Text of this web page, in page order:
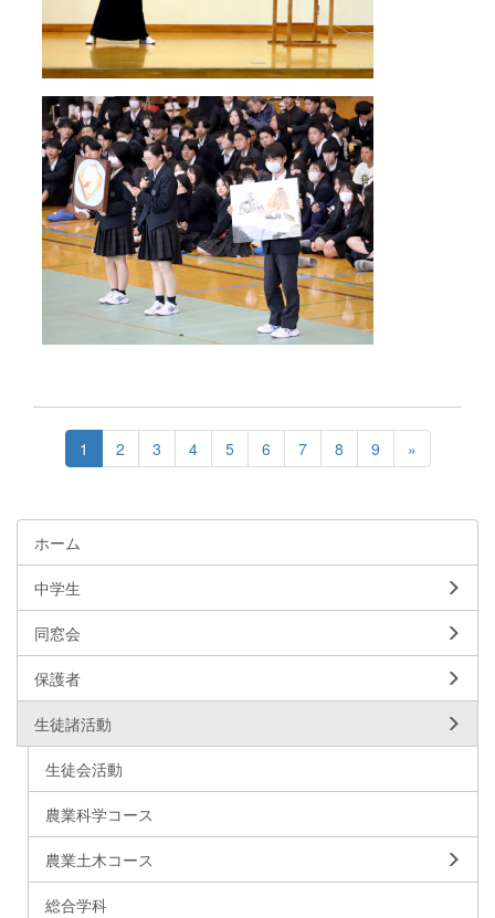
1 2 3 4 5 6 7 8 9 »
ホーム
中学生
同窓会
保護者
生徒諸活動
生徒会活動
農業科学コース
農業土木コース
総合学科